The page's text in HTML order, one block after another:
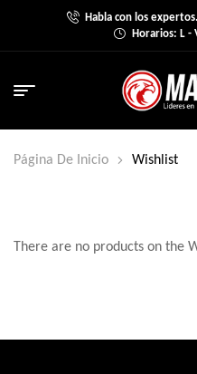
Habla con los
Horarios: L -
Página De Inicio Wishlist
There are no products on the